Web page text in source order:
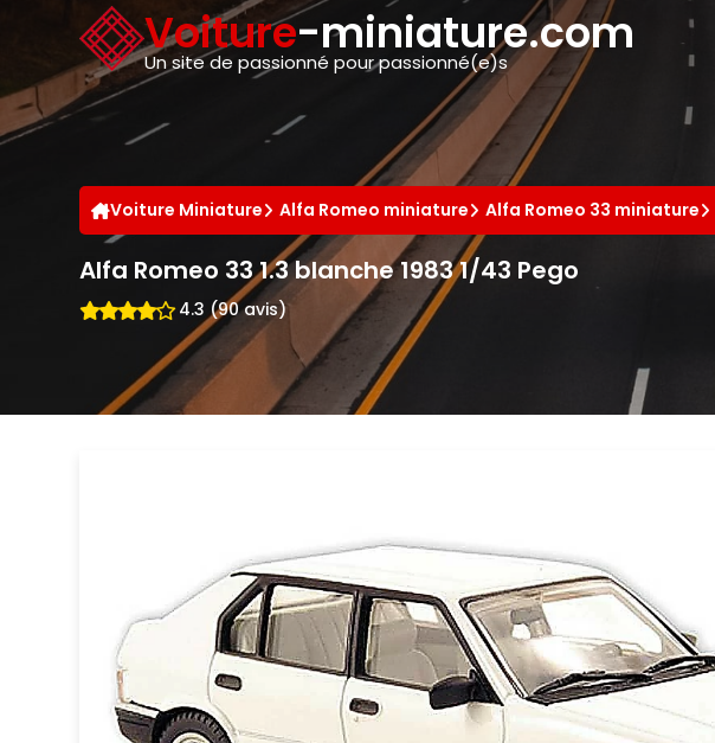
Voiture-miniature.com
Un site de passionné pour passionné(e)s
Voiture Miniature Alfa Romeo miniature Alfa Romeo 33 miniature
Alfa Romeo 33 1.3 blanche 1983 1/43 Pego
4.3 (90 avis)
Panneau de gestion des cookies